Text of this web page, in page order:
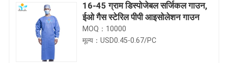
16-45 ग्राम डिस्पोजेबल सर्जिकल गाउन,
ईओ गैस स्टेरिल पीपी आइसोलेशन गाउन
MOQ：10000
मूल्य：USD0.45-0.67/PC